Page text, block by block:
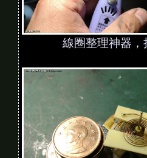
線圈整理神器，